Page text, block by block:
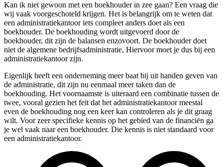
Kan ik niet gewoon met een boekhouder in zee gaan? Een vraag die
wij vaak voorgeschoteld krijgen. Het is belangrijk om te weten dat
een administratiekantoor iets compleet anders doet als een
boekhouder. De boekhouding wordt uitgevoerd door de
boekhouder, dit zijn de balansen enzovoort. De boekhouder doet
niet de algemene bedrijfsadministratie, Hiervoor moet je dus bij een
administratiekantoor zijn.
Eigenlijk heeft een onderneming meer baat bij uit handen geven van
de administratie, dit zijn nu eenmaal meer taken dan de
boekhouding. Het voornaamste is uiteraard een combinatie tussen de
twee, vooral gezien het feit dat het administratiekantoor meestal
even de boekhouding nog een keer kan controleren als je dit graag
wilt. Voor zeer specifieke kennis op het gebied van de financiën ga
je wel vaak naar een boekhouder. Die kennis is niet standaard voor
een administratiekantoor.